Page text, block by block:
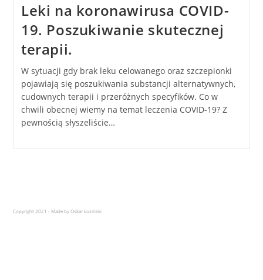
Leki na koronawirusa COVID-
19. Poszukiwanie skutecznej
terapii.
W sytuacji gdy brak leku celowanego oraz szczepionki
pojawiają się poszukiwania substancji alternatywnych,
cudownych terapii i przeróżnych specyfików. Co w
chwili obecnej wiemy na temat leczenia COVID-19? Z
pewnością słyszeliście…
Copyright 2021 - Made by Oskar Łoziński